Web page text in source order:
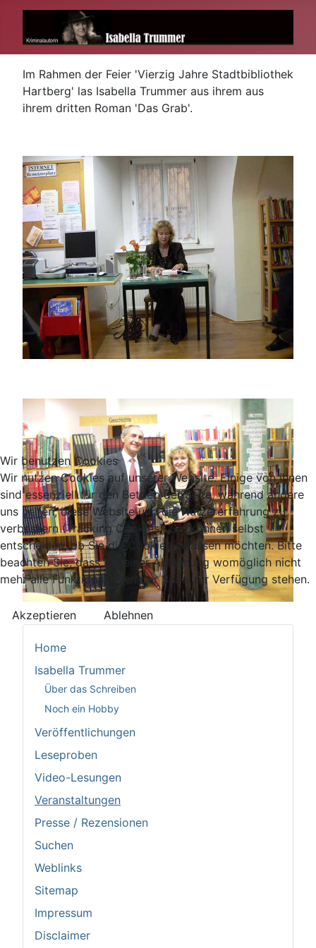
Home
Isabella Trummer
Über das Schreiben
Noch ein Hobby
Veröffentlichungen
Leseproben
Video-Lesungen
Veranstaltungen
Presse / Rezensionen
Suchen
Weblinks
Sitemap
Impressum
Disclaimer
Im Rahmen der Feier 'Vierzig Jahre Stadtbibliothek
Hartberg' las Isabella Trummer aus ihrem aus
ihrem dritten Roman 'Das Grab'.
Wir benutzen Cookies
Wir nutzen Cookies auf unserer Website. Einige von ihnen
sind essenziell für den Betrieb der Seite, während andere
uns helfen, diese Website und die Nutzererfahrung zu
verbessern (Tracking Cookies). Sie können selbst
entscheiden, ob Sie die Cookies zulassen möchten. Bitte
beachten Sie, dass bei einer Ablehnung womöglich nicht
mehr alle Funktionalitäten der Seite zur Verfügung stehen.
Akzeptieren Ablehnen